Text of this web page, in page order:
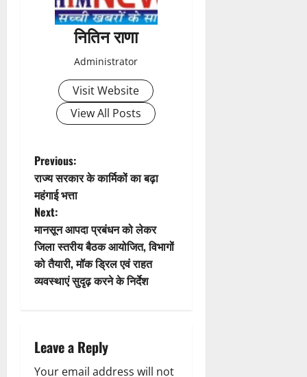
t
i
o
n
नितिन राणा
Administrator
Visit Website
View All Posts
P
o
s
t
n
v
i
Previous:
राज्य सरकार के कार्मिकों का बढ़ा
महंगाई भत्ता
Next:
मानसून आपदा प्रबंधन को लेकर
जिला स्तरीय बैठक आयोजित, विभागों
को तैयारी, मॉक ड्रिल एवं राहत
व्यवस्थाएं सुदृढ़ करने के निर्देश
Leave a Reply
Your email address will not